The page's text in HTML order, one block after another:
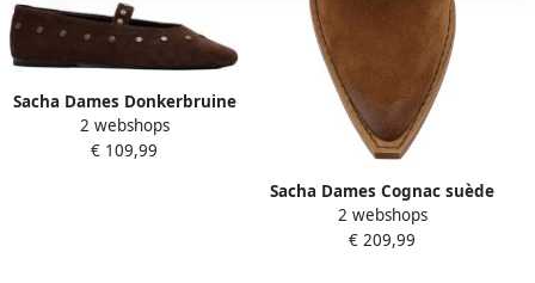
Sacha Dames Donkerbruine
suède ballerina's met
goudkleurige studs
2 webshops
€ 109,99
Sacha Dames Cognac suède
slouchy laarzen
2 webshops
€ 209,99